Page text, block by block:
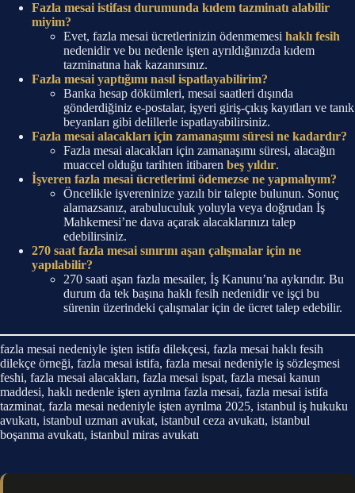
Fazla mesai istifası durumunda kıdem tazminatı alabilir
miyim?
Evet, fazla mesai ücretlerinizin ödenmemesi haklı fesih
nedenidir ve bu nedenle işten ayrıldığınızda kıdem
tazminatına hak kazanırsınız.
Fazla mesai yaptığımı nasıl ispatlayabilirim?
Banka hesap dökümleri, mesai saatleri dışında
gönderdiğiniz e-postalar, işyeri giriş-çıkış kayıtları ve tanık
beyanları gibi delillerle ispatlayabilirsiniz.
Fazla mesai alacakları için zamanaşımı süresi ne kadardır?
Fazla mesai alacakları için zamanaşımı süresi, alacağın
muaccel olduğu tarihten itibaren beş yıldır.
İşveren fazla mesai ücretlerimi ödemezse ne yapmalıyım?
Öncelikle işvereninize yazılı bir talepte bulunun. Sonuç
alamazsanız, arabuluculuk yoluyla veya doğrudan İş
Mahkemesi’ne dava açarak alacaklarınızı talep
edebilirsiniz.
270 saat fazla mesai sınırını aşan çalışmalar için ne
yapılabilir?
270 saati aşan fazla mesailer, İş Kanunu’na aykırıdır. Bu
durum da tek başına haklı fesih nedenidir ve işçi bu
sürenin üzerindeki çalışmalar için de ücret talep edebilir.
fazla mesai nedeniyle işten istifa dilekçesi, fazla mesai haklı fesih
dilekçe örneği, fazla mesai istifa, fazla mesai nedeniyle iş sözleşmesi
feshi, fazla mesai alacakları, fazla mesai ispat, fazla mesai kanun
maddesi, haklı nedenle işten ayrılma fazla mesai, fazla mesai istifa
tazminat, fazla mesai nedeniyle işten ayrılma 2025, istanbul iş hukuku
avukatı, istanbul uzman avukat, istanbul ceza avukatı, istanbul
boşanma avukatı, istanbul miras avukatı